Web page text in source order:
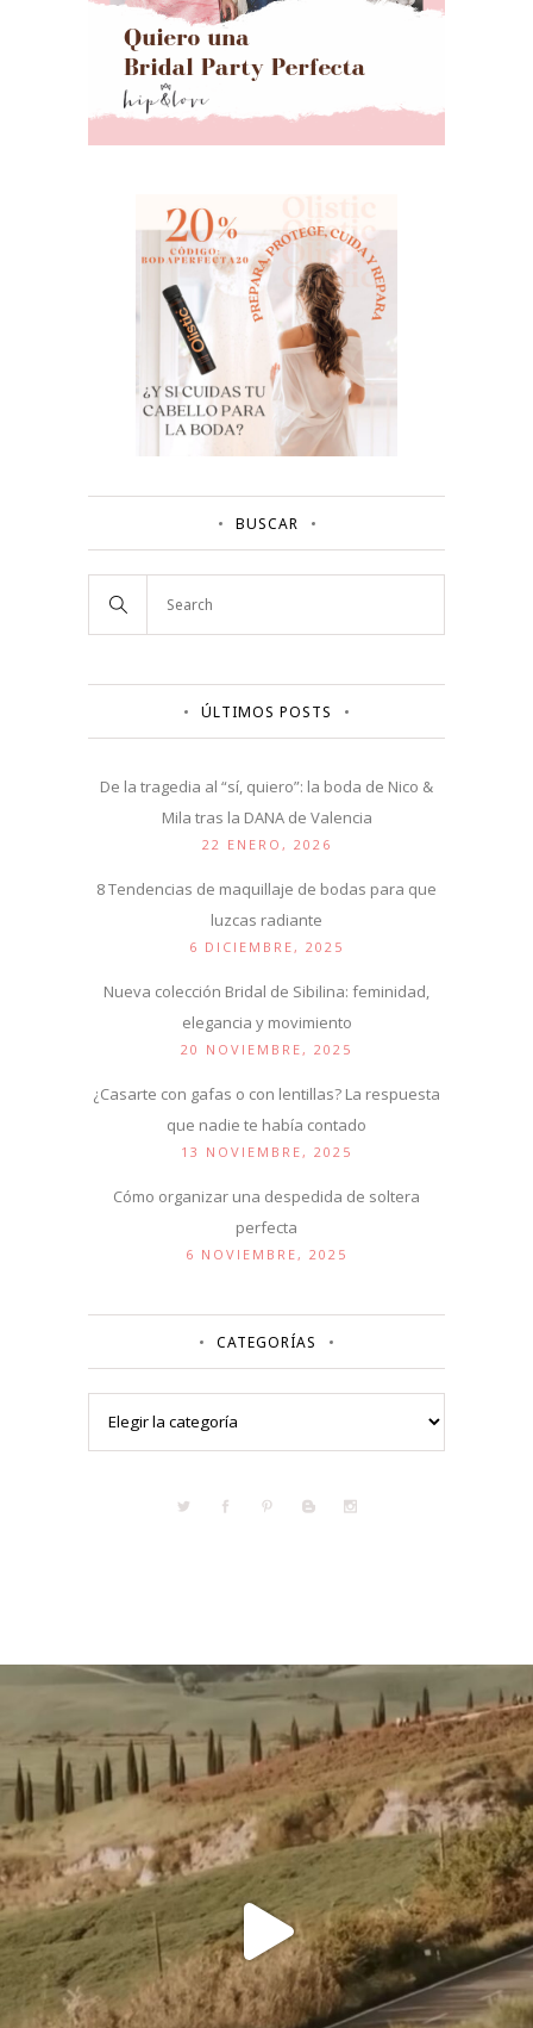
BUSCAR
ÚLTIMOS POSTS
De la tragedia al “sí, quiero”: la boda de Nico &
Mila tras la DANA de Valencia
22 ENERO, 2026
8 Tendencias de maquillaje de bodas para que
luzcas radiante
6 DICIEMBRE, 2025
Nueva colección Bridal de Sibilina: feminidad,
elegancia y movimiento
20 NOVIEMBRE, 2025
¿Casarte con gafas o con lentillas? La respuesta
que nadie te había contado
13 NOVIEMBRE, 2025
Cómo organizar una despedida de soltera
perfecta
6 NOVIEMBRE, 2025
CATEGORÍAS